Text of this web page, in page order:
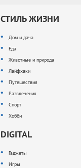
СТИЛЬ ЖИЗНИ
Дом и дача
Еда
Животные и природа
Лайфхаки
Путешествия
Развлечения
Спорт
Хобби
DIGITAL
Гаджеты
Игры